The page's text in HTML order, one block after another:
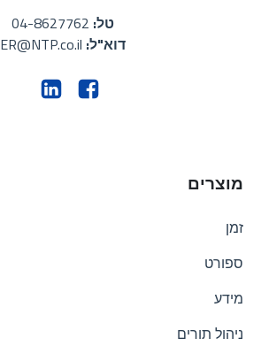
טל: 04-8627762
דוא"ל: ER@NTP.co.il
מוצרים
זמן
ספורט
מידע
ניהול תורים